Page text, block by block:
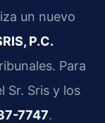
un nuevo
P.C.
Para
Sr. Sris y los
7747.